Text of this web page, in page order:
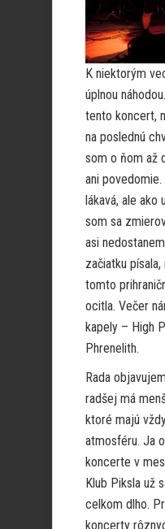
K niektorým
úplnou
tento koncert,
na poslednú
som o ňom až
ani
lákavá, ale ako
som sa
asi
začiatku
tomto
ocitla. Večer
kapely – High
Phrenelith.
Rada
radšej má
ktoré majú
atmosféru. Ja
koncerte v
Klub Piksla už
celkom dlho.
koncerty